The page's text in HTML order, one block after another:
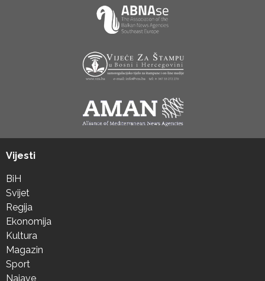
Vijesti
BiH
Svijet
Regija
Ekonomija
Kultura
Magazin
Sport
Najave